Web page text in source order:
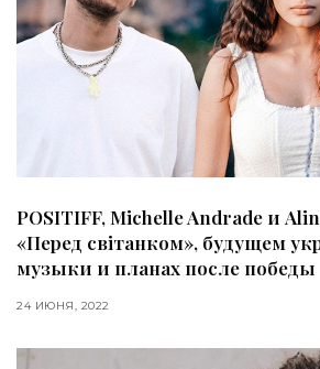
POSITIFF, Michelle Andrade и
«Перед світанком», будущем
музыки и планах после победы
24 ИЮНЯ, 2022